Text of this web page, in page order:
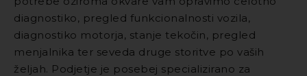
diagnostiko, pregled funkcionalnosti vozila,
diagnostiko motorja, stanje tekočin, pregled
menjalnika ter seveda druge storitve po vaših
željah. Podjetje je posebej specializirano za